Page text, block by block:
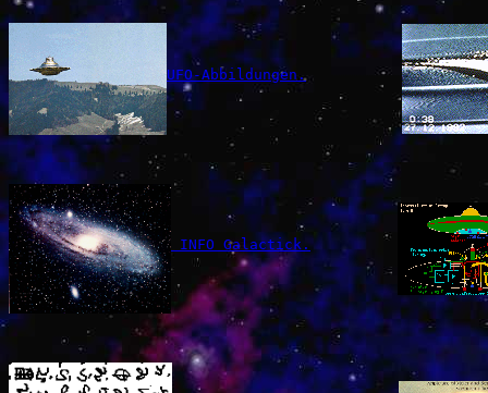
UFO-Abbildungen.
INFO Galactick.